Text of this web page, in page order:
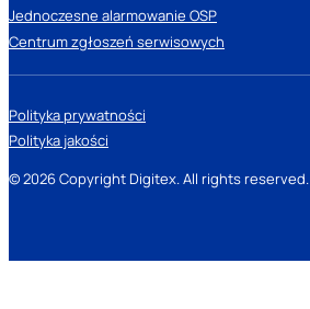
Jednoczesne alarmowanie OSP
Centrum zgłoszeń serwisowych
© 2026 Copyright Digitex. All rights reserved.
Polityka prywatności
Polityka jakości